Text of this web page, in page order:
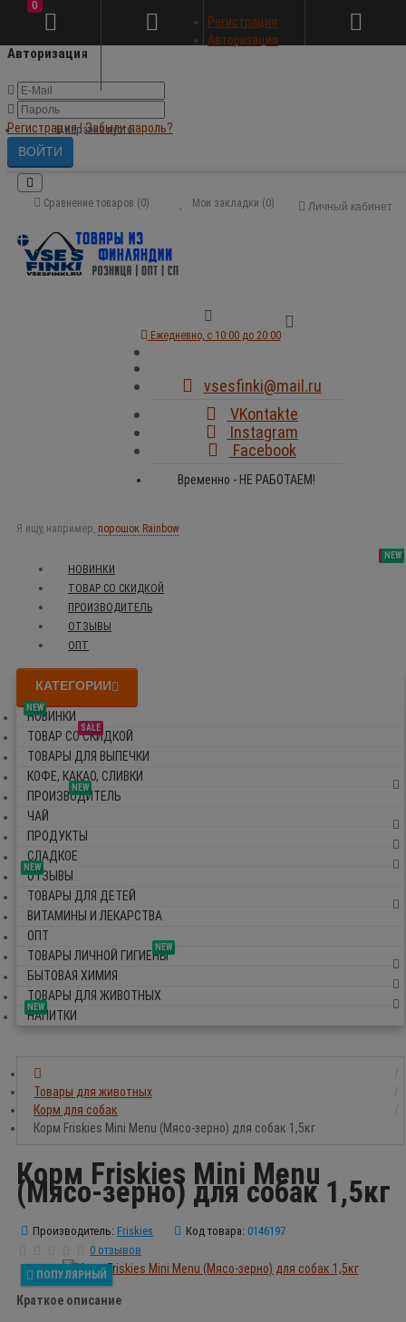
Авторизация
Регистрация|Забыли пароль?
Личный кабинет
Мои закладки (0)
Сравнение товаров (0)
Ежедневно, с 10:00 до 20:00
vsesfinki@mail.ru
VKontakte
Instagram
Facebook
Временно - НЕ РАБОТАЕМ!
Я ищу, например, порошок Rainbow
Регистрация
Авторизация
0
В корзине пусто!
NEW
НОВИНКИ
SALE
ТОВАР СО СКИДКОЙ
NEW
ПРОИЗВОДИТЕЛЬ
NEW
ОТЗЫВЫ
ОПТ
КАТЕГОРИИ
NEW
НОВИНКИ
SALE
ТОВАР СО СКИДКОЙ
ТОВАРЫ ДЛЯ ВЫПЕЧКИ
КОФЕ, КАКАО, СЛИВКИ
NEW
ПРОИЗВОДИТЕЛЬ
ЧАЙ
ПРОДУКТЫ
СЛАДКОЕ
NEW
ОТЗЫВЫ
ТОВАРЫ ДЛЯ ДЕТЕЙ
ВИТАМИНЫ И ЛЕКАРСТВА
ОПТ
NEW
ТОВАРЫ ЛИЧНОЙ ГИГИЕНЫ
БЫТОВАЯ ХИМИЯ
ТОВАРЫ ДЛЯ ЖИВОТНЫХ
NEW
НАПИТКИ
Товары для животных
Корм для собак
Корм Friskies Mini Menu (Мясо-зерно) для собак 1,5кг
Корм Friskies Mini Menu
(Мясо-зерно) для собак 1,5кг
Производитель: Friskies Код товара: 0146197
0 отзывов
ПОПУЛЯРНЫЙ
Краткое описание